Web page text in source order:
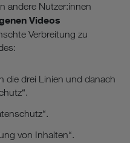
andere Nutzer:innen
Videos
Verbreitung zu
die drei Linien und danach
von Inhalten“.